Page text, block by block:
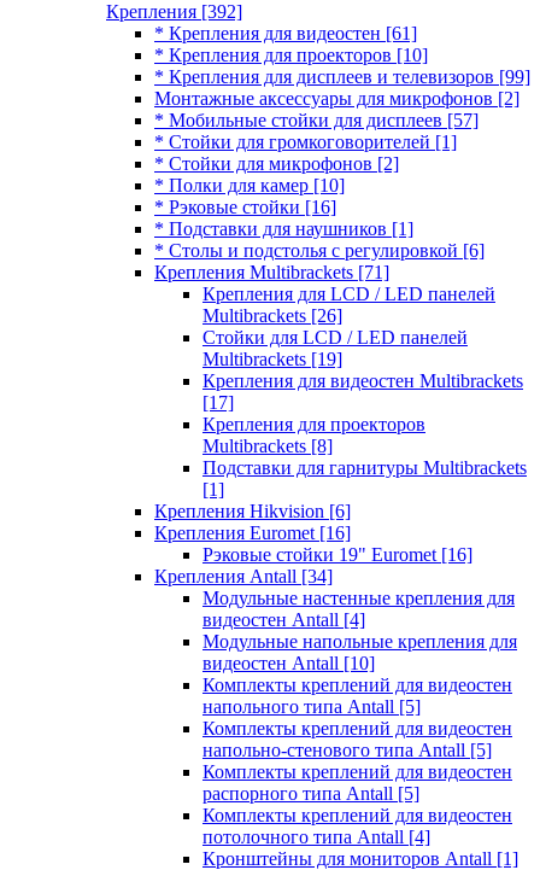
Крепления [392]
* Крепления для видеостен [61]
* Крепления для проекторов [10]
* Крепления для дисплеев и телевизоров [99]
Монтажные аксессуары для микрофонов [2]
* Мобильные стойки для дисплеев [57]
* Стойки для громкоговорителей [1]
* Стойки для микрофонов [2]
* Полки для камер [10]
* Рэковые стойки [16]
* Подставки для наушников [1]
* Столы и подстолья с регулировкой [6]
Крепления Multibrackets [71]
Крепления для LCD / LED панелей
Multibrackets [26]
Стойки для LCD / LED панелей
Multibrackets [19]
Крепления для видеостен Multibrackets
[17]
Крепления для проекторов
Multibrackets [8]
Подставки для гарнитуры Multibrackets
[1]
Крепления Hikvision [6]
Крепления Euromet [16]
Рэковые стойки 19" Euromet [16]
Крепления Antall [34]
Модульные настенные крепления для
видеостен Antall [4]
Модульные напольные крепления для
видеостен Antall [10]
Комплекты креплений для видеостен
напольного типа Antall [5]
Комплекты креплений для видеостен
напольно-стенового типа Antall [5]
Комплекты креплений для видеостен
распорного типа Antall [5]
Комплекты креплений для видеостен
потолочного типа Antall [4]
Кронштейны для мониторов Antall [1]